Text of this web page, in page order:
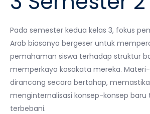
Pada semester kedua kelas 3, fokus
Arab biasanya bergeser untuk
pemahaman siswa terhadap struktur
memperkaya kosakata mereka.
dirancang secara bertahap,
menginternalisasi konsep-konsep baru
terbebani.